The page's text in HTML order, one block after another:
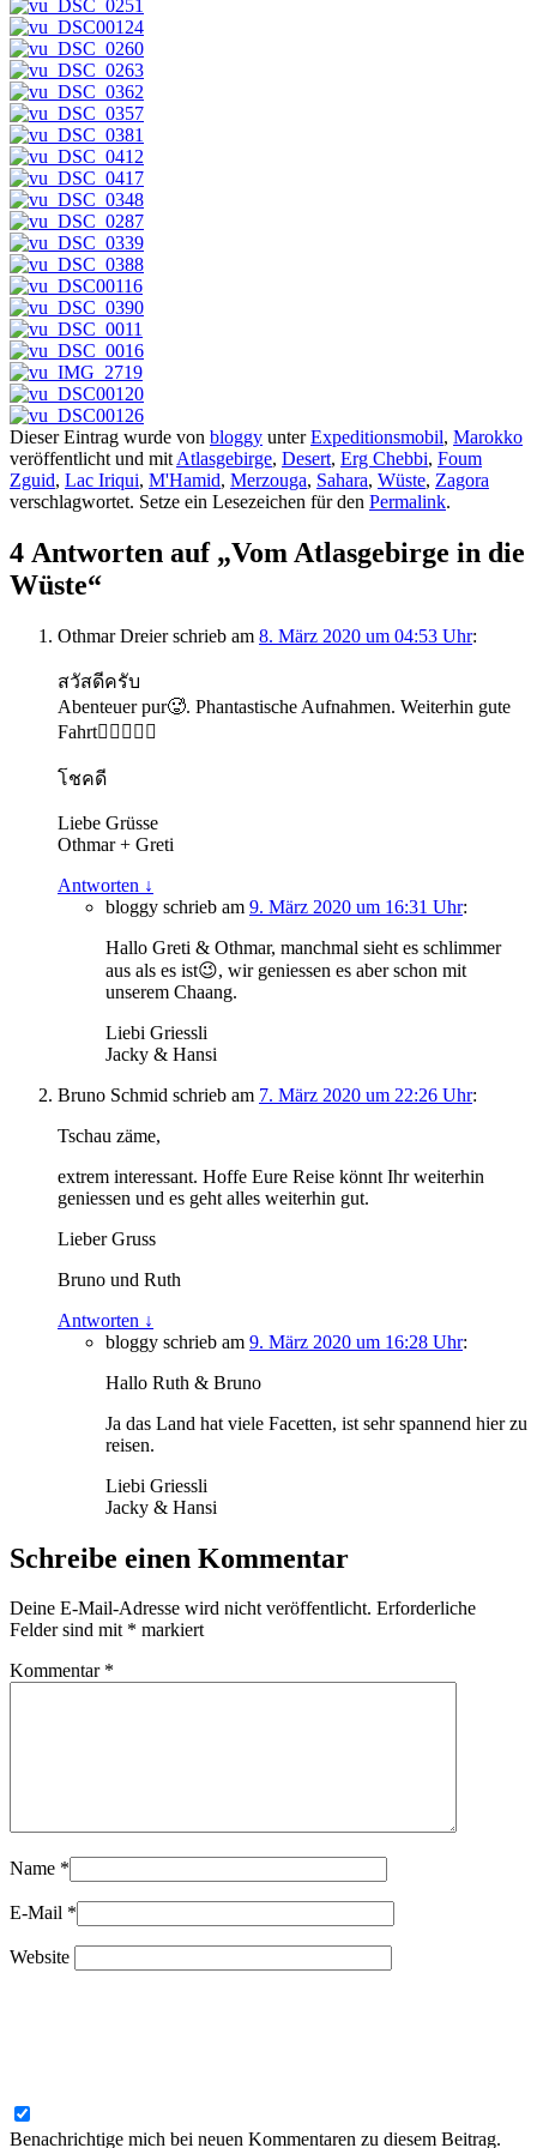
Dieser Eintrag wurde von bloggy unterExpeditionsmobil, Marokko
veröffentlicht und mit Atlasgebirge, Desert, Erg Chebbi, Foum
Zguid, Lac Iriqui, M'Hamid, Merzouga, Sahara, Wüste, Zagora
verschlagwortet. Setze ein Lesezeichen für den Permalink.
4 Antworten auf „Vom Atlasgebirge in die
Wüste“
Othmar Dreier schrieb am 8. März 2020 um 04:53 Uhr:
สวัสดีครับ
Abenteuer pur🥵. Phantastische Aufnahmen. Weiterhin gute
Fahrt🙋‍♂️🙋🏻‍♀️
โชคดี
Liebe Grüsse
Othmar + Greti
Antworten ↓
bloggy schrieb am 9. März 2020 um 16:31 Uhr:
Hallo Greti & Othmar, manchmal sieht es schlimmer
aus als es ist😉, wir geniessen es aber schon mit
unserem Chaang.
Liebi Griessli
Jacky & Hansi
Bruno Schmid schrieb am 7. März 2020 um 22:26 Uhr:
Tschau zäme,
extrem interessant. Hoffe Eure Reise könnt Ihr weiterhin
geniessen und es geht alles weiterhin gut.
Lieber Gruss
Bruno und Ruth
Antworten ↓
bloggy schrieb am 9. März 2020 um 16:28 Uhr:
Hallo Ruth & Bruno
Ja das Land hat viele Facetten, ist sehr spannend hier zu
reisen.
Liebi Griessli
Jacky & Hansi
Schreibe einen Kommentar
Deine E-Mail-Adresse wird nicht veröffentlicht. Erforderliche
Felder sind mit * markiert
Kommentar *
Name *
E-Mail *
Website
Benachrichtige mich bei neuen Kommentaren zu diesem Beitrag.